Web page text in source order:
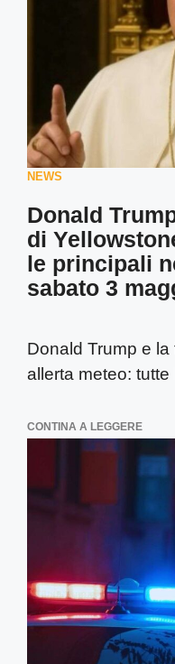
NEWS
Donald
di
le principali
sabato 3
Donald Trump e
allerta meteo:
CONTINA A LEGGERE